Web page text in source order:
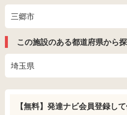
三郷市
この施設のある都道府県から
埼玉県
【無料】発達ナビ会員登録して